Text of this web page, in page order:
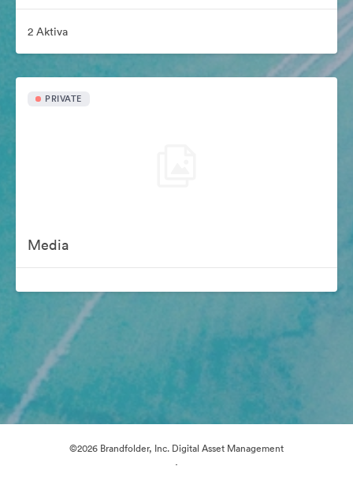
2 Aktiva
PRIVATE
Media
©2026 Brandfolder, Inc. Digital Asset Management
·